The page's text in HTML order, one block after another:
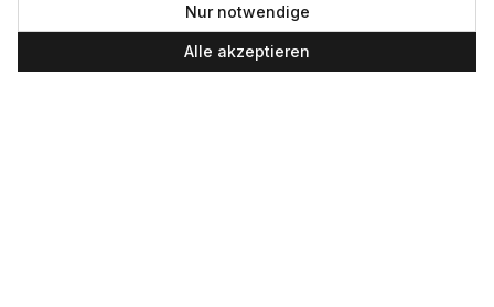
Nur notwendige
Alle akzeptieren